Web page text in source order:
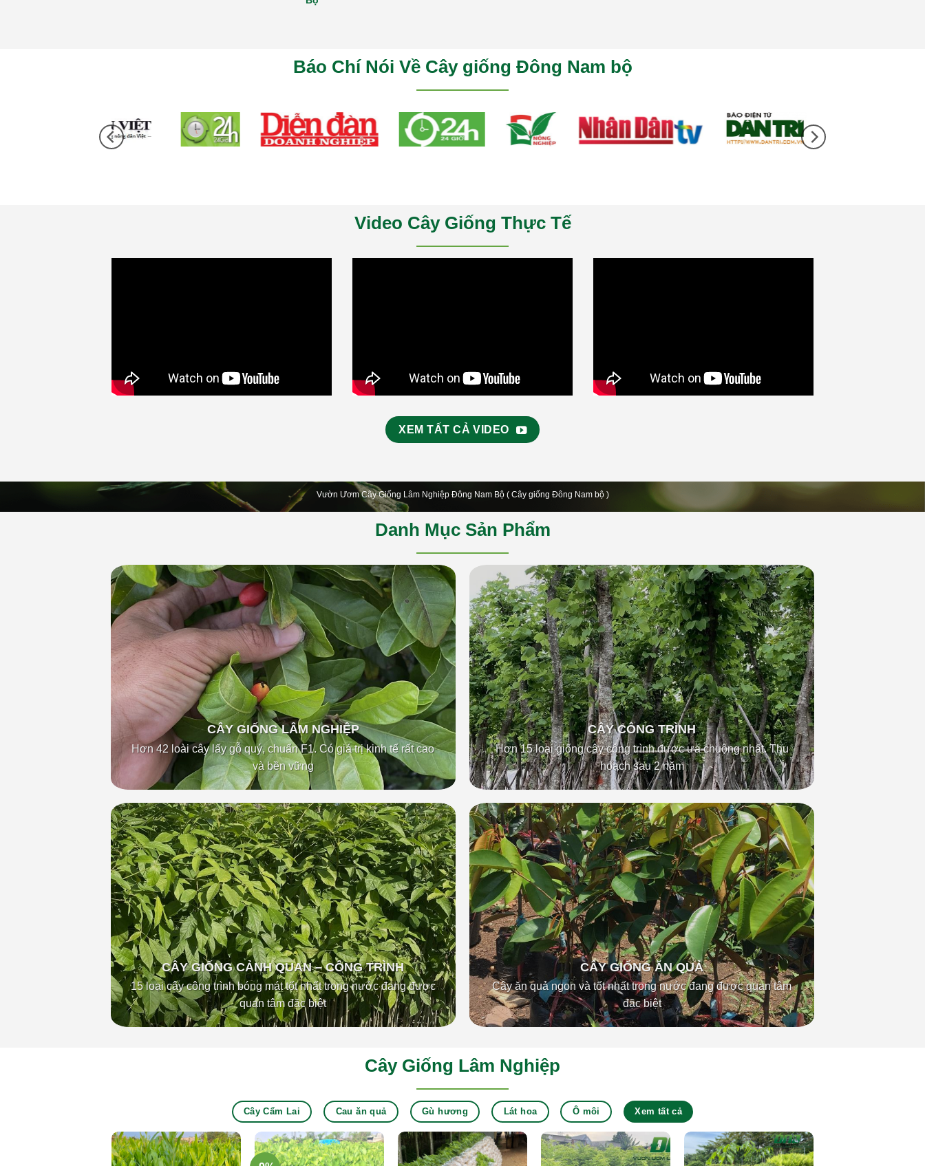
Báo Chí Nói Về Cây giống Đông Nam bộ
Video Cây Giống Thực Tế
XEM TẤT CẢ VIDEO
Vườn Ươm Cây Giống Lâm Nghiệp Đông Nam Bộ ( Cây giống Đông Nam bộ )
Danh Mục Sản Phẩm
CÂY GIỐNG LÂM NGHIỆP
Hơn 42 loài cây lấy gỗ quý, chuẩn F1. Có giá trị kinh tế rất cao
và bền vững
CÂY CÔNG TRÌNH
Hơn 15 loại giống cây công trình được ưa chuộng nhất. Thu
hoạch sau 2 năm
CÂY GIỐNG CẢNH QUAN – CÔNG TRÌNH
15 loại cây công trình bóng mát tốt nhất trong nước đang được
quan tâm đặc biệt
CÂY GIỐNG ĂN QUẢ
Cây ăn quả ngon và tốt nhất trong nước đang được quan tâm
đặc biệt
Cây Giống Lâm Nghiệp
Cây Cẩm Lai Cau ăn quả Gù hương Lát hoa Ô môi Xem tất cả